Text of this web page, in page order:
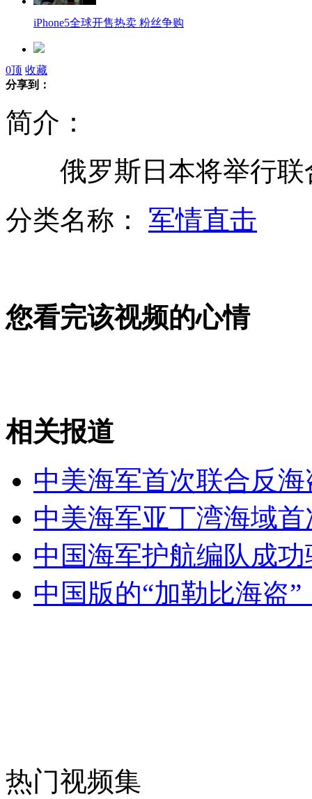
iPhone5全球开售热卖 粉丝争购
上海高层居民楼电梯发生失控事故
上海港版iPhone5到货 价格一度翻番
女孩北京地铁殴打老人 痛下狠手拳打脚踢
无痛分娩是否安全 医生回应
0顶 收藏
分享到：
简介：
俄罗斯日本将举行联
分类名称： 军情直击
您看完该视频的心情
相关报道
中美海军首次联合反
中美海军亚丁湾海域
中国海军护航编队成
中国版的“加勒比海盗
热门视频集